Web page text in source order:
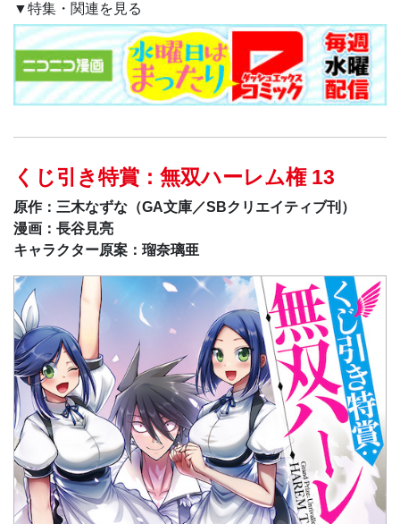
▼特集・関連を見る
くじ引き特賞：無双ハーレム権 13
原作：三木なずな（GA文庫／SBクリエイティブ刊）
漫画：長谷見亮
キャラクター原案：瑠奈璃亜